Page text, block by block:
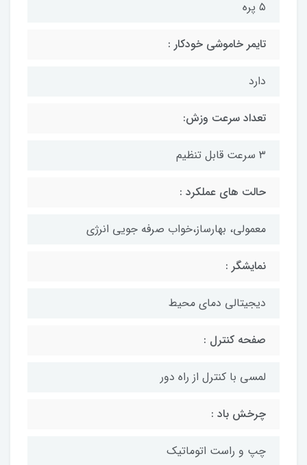
۵ پره
تایمر خاموشی خودکار :
دارد
تعداد سرعت وزش:
۳ سرعت قابل تنظیم
حالت های عملکرد :
معمولى، بهارساز،خواب صرفه جويى انرژی
نمایشگر :
دیجیتالی دمای محیط
صفحه کنترل :
لمسی با کنترل از راه دور
چرخش باد :
چپ و راست اتوماتیک